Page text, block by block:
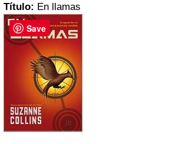
Título: En llamas
Save